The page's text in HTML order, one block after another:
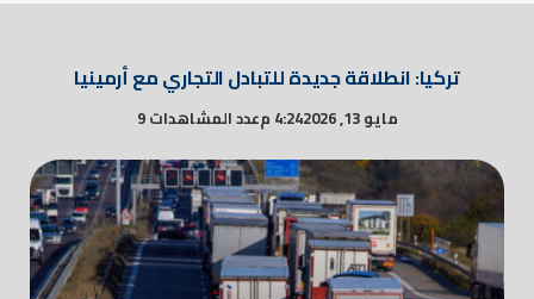
تركيا: انطلاقة جديدة للتبادل التجاري مع أرمينيا
مايو 13, 2026 4:24 م عدد المشاهدات 9